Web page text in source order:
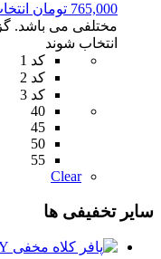
765,000 تومان
مختلفی می باشد.
انتخاب شوند
کد 1
کد 2
کد 3
40
45
50
55
Clear
سایر تخفیفی ها